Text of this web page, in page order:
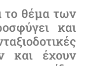
το θέμα των
και
και έχουν